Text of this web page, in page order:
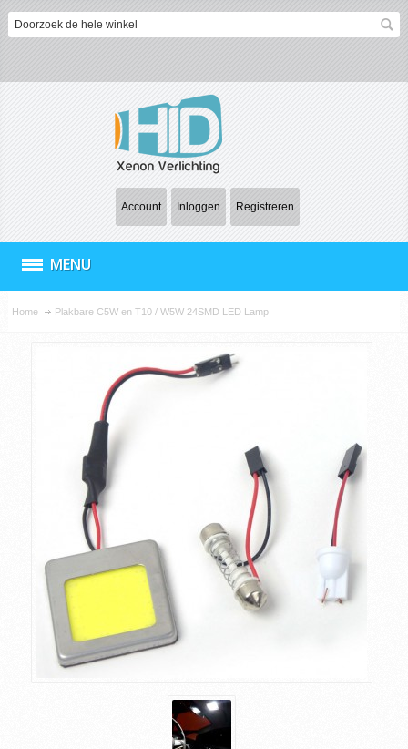
Account Inloggen Registreren
MENU
Home Plakbare C5W en T10 / W5W 24SMD LED Lamp